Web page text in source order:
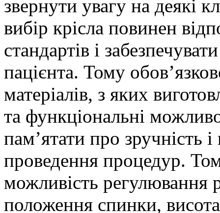
звернути увагу на деякі
вибір крісла повинен
стандартів і
пацієнта. Тому
матеріалів, з яких
та функціональні
пам’ятати про зручність
проведення процедур.
можливість регулювання
положення спинки,